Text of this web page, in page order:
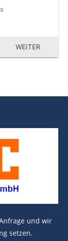
WEITER
und wir
setzen.